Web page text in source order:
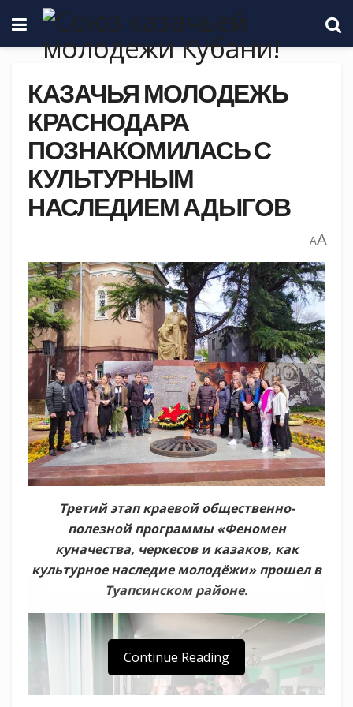
КАЗАЧЬЯ МОЛОДЕЖЬ
КРАСНОДАРА
ПОЗНАКОМИЛАСЬ С
КУЛЬТУРНЫМ
НАСЛЕДИЕМ АДЫГОВ
AA
Третий этап краевой общественно-
полезной программы «Феномен
куначества, черкесов и казаков, как
культурное наследие молодёжи» прошел в
Туапсинском районе.
Continue Reading